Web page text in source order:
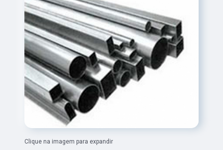
Clique na imagem para expandir